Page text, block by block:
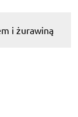
i żurawiną